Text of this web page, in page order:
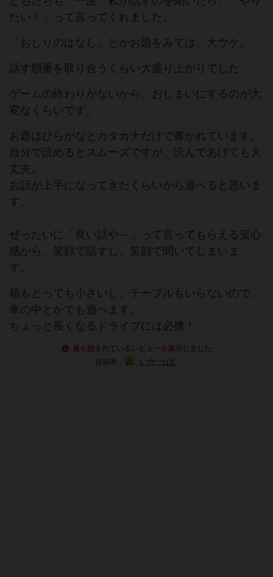
たい！」って言ってくれました。
「おしりのはなし」とかお題をみては、大ウケ。
話す順番を取り合うくらい大盛り上がりでした。
ゲームの終わりがないから、おしまいにするのが大
変なくらいです。
お題はひらがなとカタカナだけで書かれています。
自分で読めるとスムーズですが、読んであげても大
丈夫。
お話が上手になってきたくらいから遊べると思いま
す。
ぜったいに「良い話や～」って言ってもらえる安心
感から、笑顔で話すし、笑顔で聞いてしまいま
す。
箱もとっても小さいし、テーブルもいらないので、
車の中とかでも遊べます。
ちょっと長くなるドライブには必携！
最も読まれているレビューを表示しました
投稿者：
いかっぱ